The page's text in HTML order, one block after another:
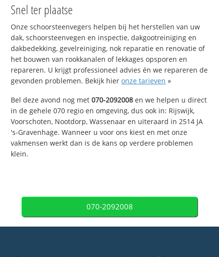
Snel ter plaatse
Onze schoorsteenvegers helpen bij het herstellen van uw
dak, schoorsteenvegen en inspectie, dakgootreiniging en
dakbedekking, gevelreiniging, nok reparatie en renovatie of
het bouwen van rookkanalen of lekkages opsporen en
repareren. U krijgt professioneel advies én we repareren de
gevonden problemen. Bekijk hieronze tarieven »
Bel deze avond nog met070-2092008 en we helpen u direct
in de gehele 070 regio en omgeving, dus ook in: Rijswijk,
Voorschoten, Nootdorp, Wassenaar en uiteraard in 2514 JA
's-Gravenhage. Wanneer u voor ons kiest en met onze
vakmensen werkt dan is de kans op verdere problemen
klein.
070-2092008